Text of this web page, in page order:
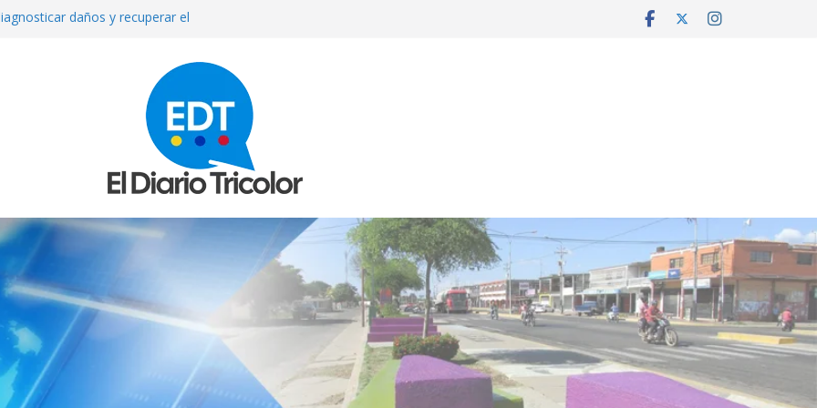
daños y recuperar el
septiembre anuncia el Ministerio
asesinada de un disparo durante
Valeria Márquez: detienen a
del crimen y surgen nuevos